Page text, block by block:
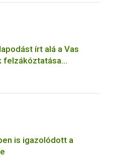
írt alá a Vas
felzákóztatása
is igazolódott a